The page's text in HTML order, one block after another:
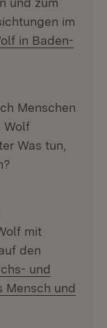
im
in Baden-
Menschen
Wolf
Was tun,
mit
den
und
Mensch und